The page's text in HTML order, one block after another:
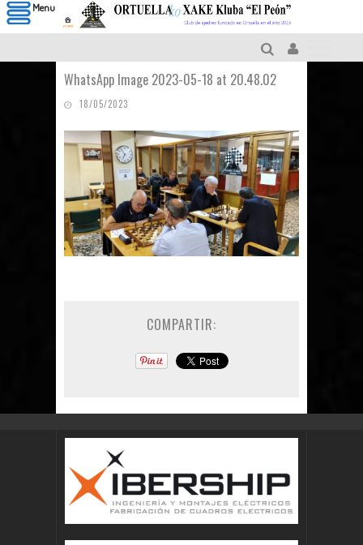
WhatsApp Image 2023-05-18 at 20.48.02
18/05/2023
COMPARTIR:
Menu